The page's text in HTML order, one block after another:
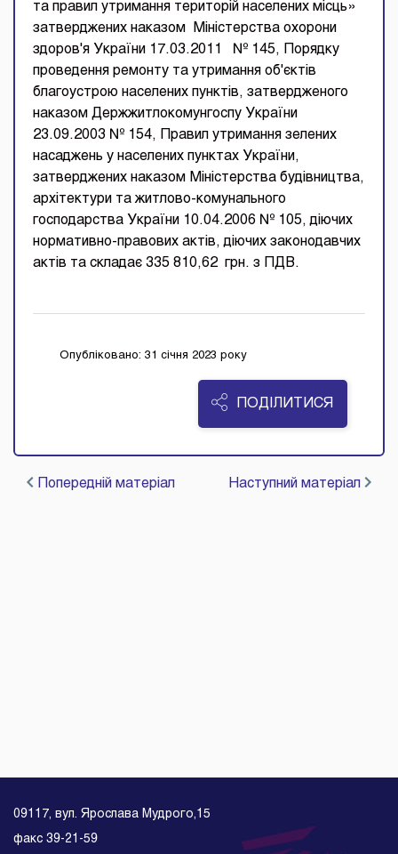
та правил утримання територій населених місць»
затверджених наказом Міністерства охорони
здоров'я України 17.03.2011 № 145, Порядку
проведення ремонту та утримання об'єктів
благоустрою населених пунктів, затвердженого
наказом Держжитлокомунгоспу України
23.09.2003 № 154, Правил утримання зелених
насаджень у населених пунктах України,
затверджених наказом Міністерства будівництва,
архітектури та житлово-комунального
господарства України 10.04.2006 № 105, діючих
нормативно-правових актів, діючих законодавчих
актів та складає 335 810,62 грн. з ПДВ.
Опубліковано: 31 січня 2023 року
ПОДІЛИТИСЯ
Попередній матеріал Наступний матеріал
09117, вул. Ярослава Мудрого,15
факс 39-21-59